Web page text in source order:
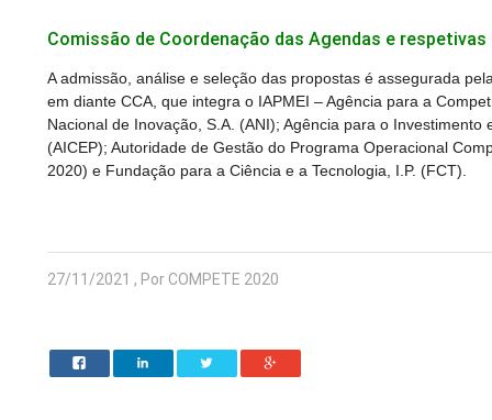
Comissão de Coordenação das Agendas e
A admissão, análise e seleção das propostas é assegurada
em diante CCA, que integra o IAPMEI – Agência para a
Nacional de Inovação, S.A. (ANI); Agência para o Investimento
(AICEP); Autoridade de Gestão do Programa Operacional
2020) e Fundação para a Ciência e a Tecnologia, I.P. (FCT).
27/11/2021 , Por COMPETE 2020